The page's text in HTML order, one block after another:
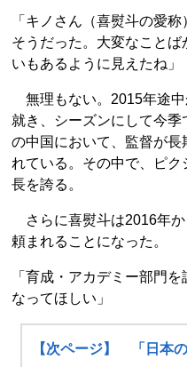
「キノさん（喜熨斗の愛
そうだった。大変なこと
いもあるように見えたね」
無理もない。2015年途中
就き、シーズンにして今
の中国において、監督が
れている。その中で、ピ
長を誇る。
さらに喜熨斗は2016年か
頼まれることになった。
「育成・アカデミー部門
なってほしい」
【次ページ】 「日本